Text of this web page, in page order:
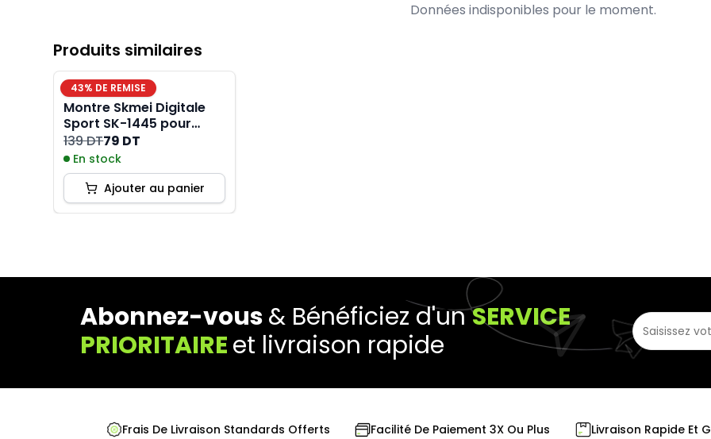
Données indisponibles pour le moment.
Produits similaires
43% DE REMISE
Montre Skmei Digitale
Sport SK-1445 pour
Femme - Noir
139 DT79 DT
En stock
Ajouter au panier
Abonnez-vous& Bénéficiez d'unSERVICE
PRIORITAIREet livraison rapide
Frais De Livraison Standards Offerts Facilité De Paiement 3X Ou Plus Livraison Rapide Et